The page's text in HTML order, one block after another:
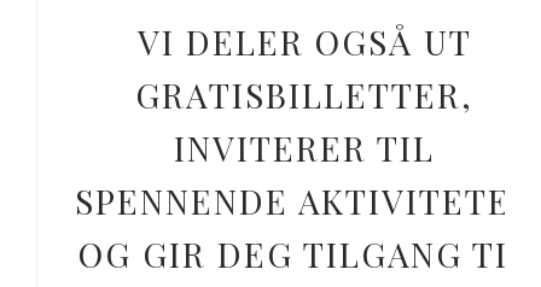
VI DELER OGSÅ UT
GRATISBILLETTER,
INVITERER TIL
SPENNENDE AKTIVITETER
OG GIR DEG TILGANG TIL